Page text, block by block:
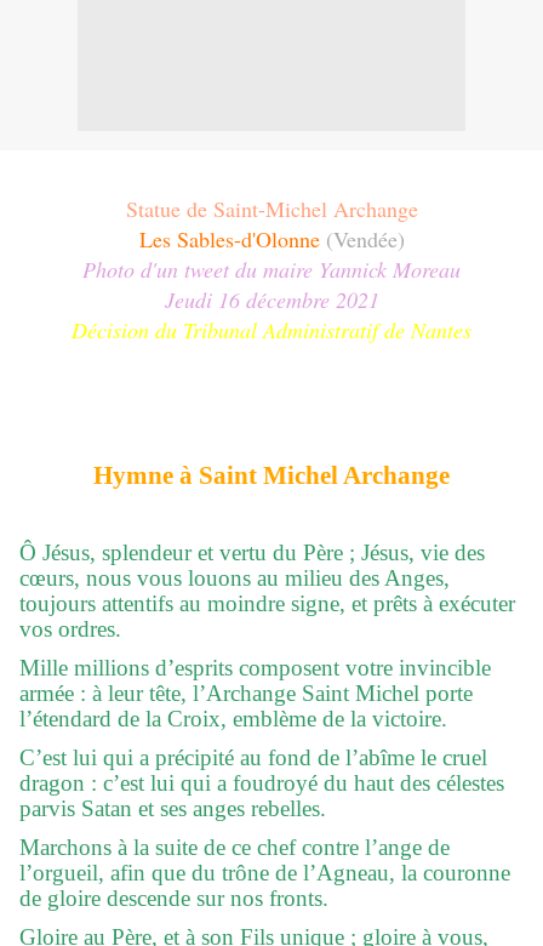
Statue de Saint-Michel Archange
Les Sables-d'Olonne (Vendée)
Photo d'un tweet du maire Yannick Moreau
Jeudi 16 décembre 2021
Décision du Tribunal Administratif de Nantes
Hymne à Saint Michel Archange
Ô Jésus, splendeur et vertu du Père ; Jésus, vie des
cœurs, nous vous louons au milieu des Anges,
toujours attentifs au moindre signe, et prêts à exécuter
vos ordres.
Mille millions d’esprits composent votre invincible
armée : à leur tête, l’Archange Saint Michel porte
l’étendard de la Croix, emblème de la victoire.
C’est lui qui a précipité au fond de l’abîme le cruel
dragon : c’est lui qui a foudroyé du haut des célestes
parvis Satan et ses anges rebelles.
Marchons à la suite de ce chef contre l’ange de
l’orgueil, afin que du trône de l’Agneau, la couronne
de gloire descende sur nos fronts.
Gloire au Père, et à son Fils unique ; gloire à vous,